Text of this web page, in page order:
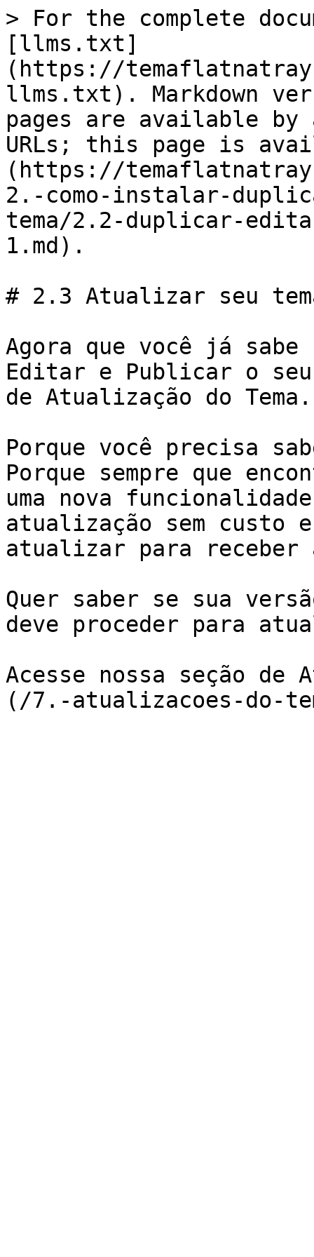
> For the complete
[llms.txt]
(https://
llms.txt). Markdown
pages are available by
URLs; this page is
(https://
2.-como-instalar-
tema/2.2-duplicar-
1.md).
# 2.3 Atualizar seu
Agora que você já
Editar e Publicar o
de Atualização do Tema.
Porque você precisa
Porque sempre que
uma nova
atualização sem
atualizar para receber
Quer saber se sua
deve proceder para
Acesse nossa seção